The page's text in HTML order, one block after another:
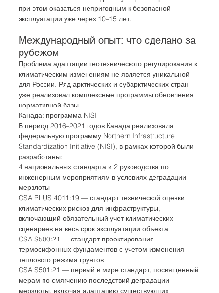
при этом оказаться непригодным к безопасной
эксплуатации уже через 10–15 лет.
Международный опыт: что сделано за
рубежом
Проблема адаптации геотехнического регулирования к
климатическим изменениям не является уникальной
для России. Ряд арктических и субарктических стран
уже реализовал комплексные программы обновления
нормативной базы.
Канада: программа NISI
В период 2016–2021 годов Канада реализовала
федеральную программу Northern Infrastructure
Standardization Initiative (NISI), в рамках которой были
разработаны:
4 национальных стандарта и 2 руководства по
инженерным мероприятиям в условиях деградации
мерзлоты
CSA PLUS 4011:19 — стандарт технической оценки
климатических рисков для инфраструктуры,
включающий обязательный учет климатических
сценариев на весь срок эксплуатации объекта
CSA S500:21 — стандарт проектирования
термосифонных фундаментов с учетом изменения
теплового режима грунтов
CSA S501:21 — первый в мире стандарт, посвященный
мерам по смягчению последствий деградации
мерзлоты, включая адаптацию существующих